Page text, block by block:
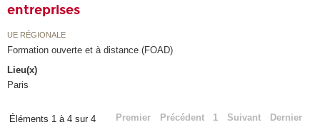
entreprises
UE RÉGIONALE
Formation ouverte et à distance (FOAD)
Lieu(x)
Paris
Éléments 1 à 4 sur 4 Premier Précédent 1 Suivant Dernier